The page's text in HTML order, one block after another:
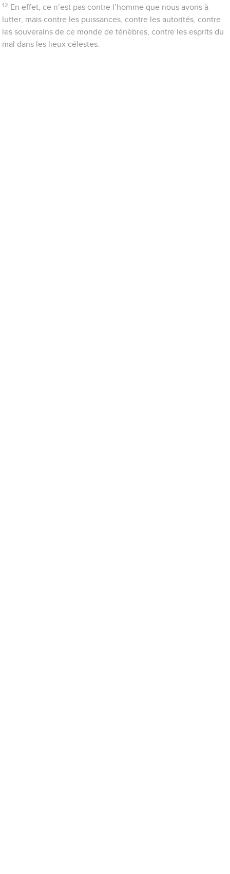
12 En effet, ce n’est pas contre l’homme que nous avons à
lutter, mais contre les puissances, contre les autorités, contre
les souverains de ce monde de ténèbres, contre les esprits du
mal dans les lieux célestes.